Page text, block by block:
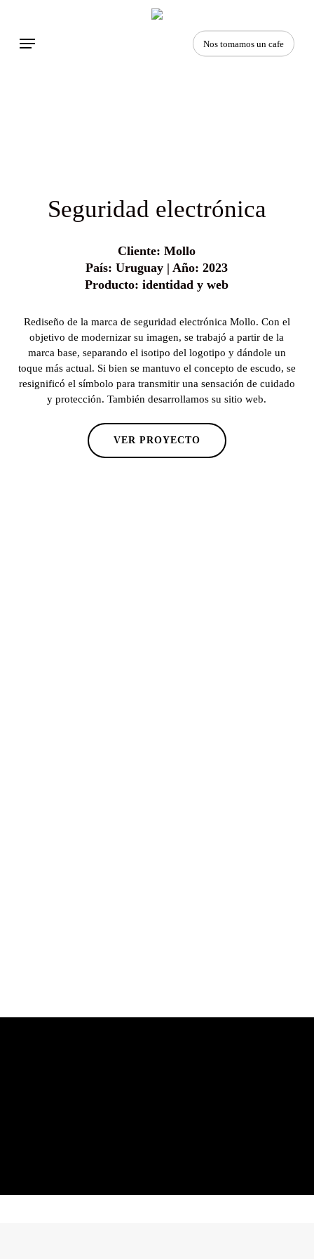
main
Nos tomamos un cafe
Menu
Seguridad electrónica
Cliente: Mollo
País: Uruguay | Año: 2023
Producto: identidad y web
Rediseño de la marca de seguridad electrónica Mollo. Con el
objetivo de modernizar su imagen, se trabajó a partir de la
marca base, separando el isotipo del logotipo y dándole un
toque más actual. Si bien se mantuvo el concepto de escudo, se
resignificó el símbolo para transmitir una sensación de cuidado
y protección. También desarrollamos su sitio web.
VER PROYECTO